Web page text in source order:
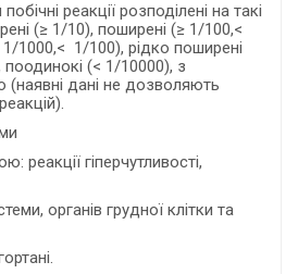
реакції розподілені на такі
(≥ 1/10), поширені (≥ 1/100,<
1000,< 1/100), рідко поширені
(< 1/10000), з
дані не дозволяють
реакції гіперчутливості,
органів грудної клітки та